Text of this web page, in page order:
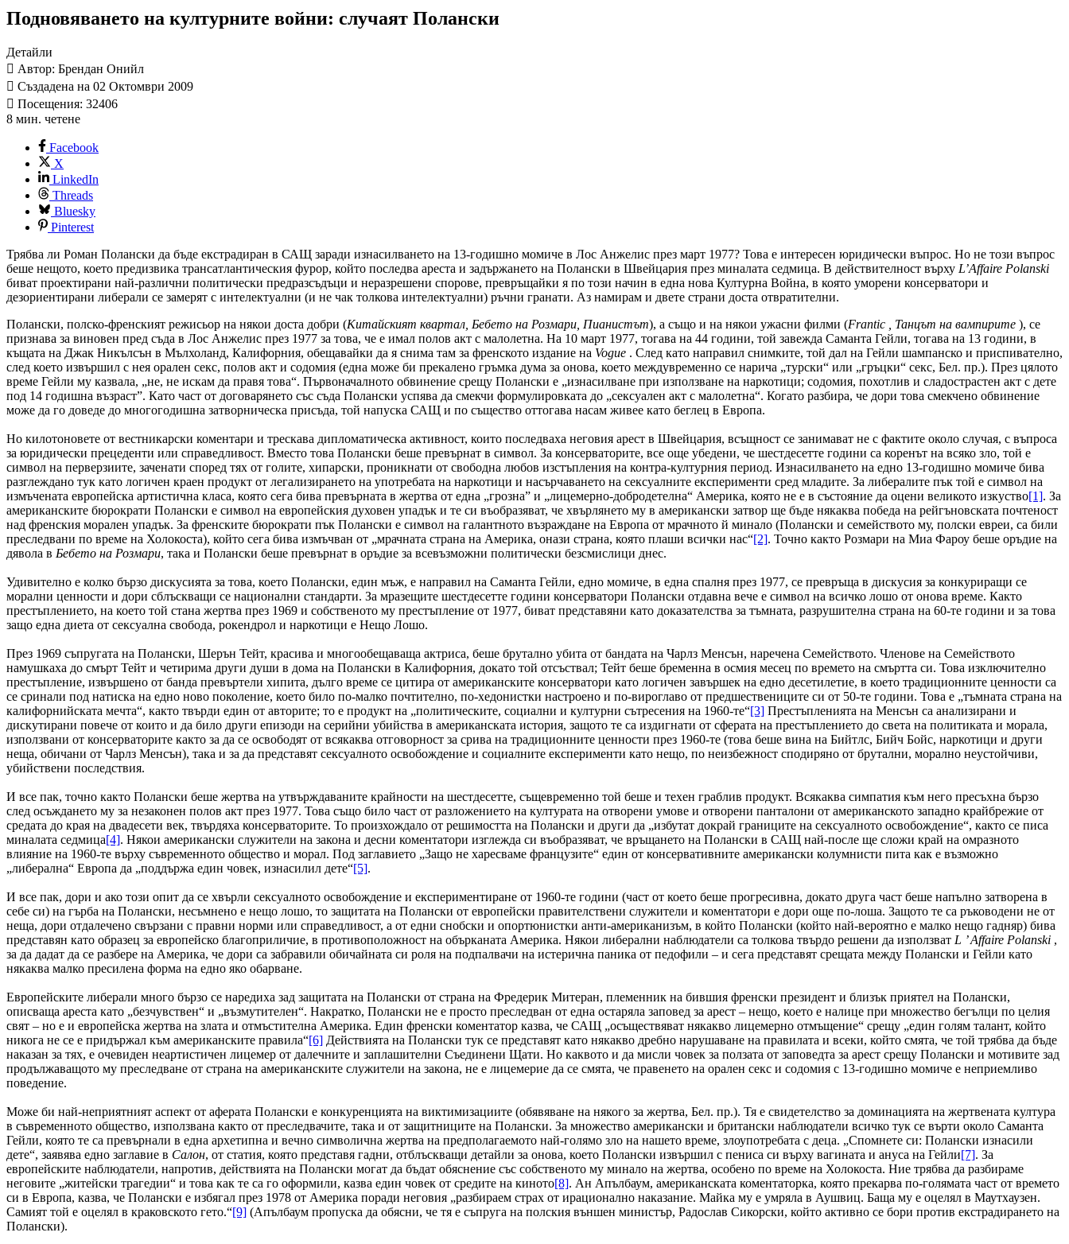
Подновяването на културните войни: случаят Полански
Детайли
Автор: Брендан Онийл
Създадена на 02 Октомври 2009
Посещения: 32406
8 мин. четене
Facebook
X
LinkedIn
Threads
Bluesky
Pinterest
Трябва ли Роман Полански да бъде екстрадиран в САЩ заради изнасилването на 13-годишно момиче в Лос Анжелис през март 1977? Това е интересен юридически въпрос. Но не този въпрос
беше нещото, което предизвика трансатлантическия фурор, който последва ареста и задържането на Полански в Швейцария през миналата седмица. В действителност върху L’Affaire Polanski
биват проектирани най-различни политически предразсъдъци и неразрешени спорове, превръщайки я по този начин в една нова Културна Война, в която уморени консерватори и
дезориентирани либерали се замерят с интелектуални (и не чак толкова интелектуални) ръчни гранати. Аз намирам и двете страни доста отвратителни.
Полански, полско-френският режисьор на някои доста добри (Китайският квартал, Бебето на Розмари, Пианистът), а също и на някои ужасни филми (Frantic , Танцът на вампирите ), се
признава за виновен пред съда в Лос Анжелис през 1977 за това, че е имал полов акт с малолетна. На 10 март 1977, тогава на 44 години, той завежда Саманта Гейли, тогава на 13 години, в
къщата на Джак Никълсън в Мълхоланд, Калифорния, обещавайки да я снима там за френското издание на Vogue . След като направил снимките, той дал на Гейли шампанско и приспивателно,
след което извършил с нея орален секс, полов акт и содомия (една може би прекалено гръмка дума за онова, което междувременно се нарича „турски“ или „гръцки“ секс, Бел. пр.). През цялото
време Гейли му казвала, „не, не искам да правя това“. Първоначалното обвинение срещу Полански е „изнасилване при използване на наркотици; содомия, похотлив и сладострастен акт с дете
под 14 годишна възраст”. Като част от договарянето със съда Полански успява да смекчи формулировката до „сексуален акт с малолетна“. Когато разбира, че дори това смекчено обвинение
може да го доведе до многогодишна затворническа присъда, той напуска САЩ и по същество оттогава насам живее като беглец в Европа.
Но килотоновете от вестникарски коментари и трескава дипломатическа активност, които последваха неговия арест в Швейцария, всъщност се занимават не с фактите около случая, с въпроса
за юридически прецеденти или справедливост. Вместо това Полански беше превърнат в символ. За консерваторите, все още убедени, че шестдесетте години са коренът на всяко зло, той е
символ на перверзиите, заченати според тях от голите, хипарски, проникнати от свободна любов изстъпления на контра-културния период. Изнасилването на едно 13-годишно момиче бива
разглеждано тук като логичен краен продукт от легализирането на употребата на наркотици и насърчаването на сексуалните експерименти сред младите. За либералите пък той е символ на
измъчената европейска артистична класа, която сега бива превърната в жертва от една „грозна” и „лицемерно-добродетелна“ Америка, която не е в състояние да оцени великото изкуство[1]. За
американските бюрократи Полански е символ на европейския духовен упадък и те си въобразяват, че хвърлянето му в американски затвор ще бъде някаква победа на рейгъновската почтеност
над френския морален упадък. За френските бюрократи пък Полански е символ на галантното възраждане на Европа от мрачното й минало (Полански и семейството му, полски евреи, са били
преследвани по време на Холокоста), който сега бива измъчван от „мрачната страна на Америка, онази страна, която плаши всички нас“[2]. Точно както Розмари на Миа Фароу беше оръдие на
дявола в Бебето на Розмари, така и Полански беше превърнат в оръдие за всевъзможни политически безсмислици днес.
Удивително е колко бързо дискусията за това, което Полански, един мъж, е направил на Саманта Гейли, едно момиче, в една спалня през 1977, се превръща в дискусия за конкуриращи се
морални ценности и дори сблъскващи се национални стандарти. За мразещите шестдесетте години консерватори Полански отдавна вече е символ на всичко лошо от онова време. Както
престъплението, на което той стана жертва през 1969 и собственото му престъпление от 1977, биват представяни като доказателства за тъмната, разрушителна страна на 60-те години и за това
защо една диета от сексуална свобода, рокендрол и наркотици е Нещо Лошо.
През 1969 съпругата на Полански, Шерън Тейт, красива и многообещаваща актриса, беше брутално убита от бандата на Чарлз Менсън, наречена Семейството. Членове на Семейството
намушкаха до смърт Тейт и четирима други души в дома на Полански в Калифорния, докато той отсъствал; Тейт беше бременна в осмия месец по времето на смъртта си. Това изключително
престъпление, извършено от банда превъртели хипита, дълго време се цитира от американските консерватори като логичен завършек на едно десетилетие, в което традиционните ценности са
се сринали под натиска на едно ново поколение, което било по-малко почтително, по-хедонистки настроено и по-вироглаво от предшествениците си от 50-те години. Това е „тъмната страна на
калифорнийската мечта“, както твърди един от авторите; то е продукт на „политическите, социални и културни сътресения на 1960-те“[3] Престъпленията на Менсън са анализирани и
дискутирани повече от които и да било други епизоди на серийни убийства в американската история, защото те са издигнати от сферата на престъплението до света на политиката и морала,
използвани от консерваторите както за да се освободят от всякаква отговорност за срива на традиционните ценности през 1960-те (това беше вина на Бийтлс, Бийч Бойс, наркотици и други
неща, обичани от Чарлз Менсън), така и за да представят сексуалното освобождение и социалните експерименти като нещо, по неизбежност сподиряно от брутални, морално неустойчиви,
убийствени последствия.
И все пак, точно както Полански беше жертва на утвърждаваните крайности на шестдесетте, същевременно той беше и техен граблив продукт. Всякаква симпатия към него пресъхна бързо
след осъждането му за незаконен полов акт през 1977. Това също било част от разложението на културата на отворени умове и отворени панталони от американското западно крайбрежие от
средата до края на двадесети век, твърдяха консерваторите. То произхождало от решимостта на Полански и други да „избутат докрай границите на сексуалното освобождение“, както се писа
миналата седмица[4]. Някои американски служители на закона и десни коментатори изглежда си въобразяват, че връщането на Полански в САЩ най-после ще сложи край на омразното
влияние на 1960-те върху съвременното общество и морал. Под заглавието „Защо не харесваме французите“ един от консервативните американски колумнисти пита как е възможно
„либерална“ Европа да „поддържа един човек, изнасилил дете“[5].
И все пак, дори и ако този опит да се хвърли сексуалното освобождение и експериментиране от 1960-те години (част от което беше прогресивна, докато друга част беше напълно затворена в
себе си) на гърба на Полански, несъмнено е нещо лошо, то защитата на Полански от европейски правителствени служители и коментатори е дори още по-лоша. Защото те са ръководени не от
неща, дори отдалечено свързани с правни норми или справедливост, а от едни снобски и опортюнистки анти-американизъм, в който Полански (който най-вероятно е малко нещо гадняр) бива
представян като образец за европейско благоприличие, в противоположност на обърканата Америка. Някои либерални наблюдатели са толкова твърдо решени да използват L ’ Affaire Polanski ,
за да дадат да се разбере на Америка, че дори са забравили обичайната си роля на подпалвачи на истерична паника от педофили – и сега представят срещата между Полански и Гейли като
някаква малко пресилена форма на едно яко обарване.
Европейските либерали много бързо се наредиха зад защитата на Полански от страна на Фредерик Митеран, племенник на бившия френски президент и близък приятел на Полански,
описваща ареста като „безчувствен“ и „възмутителен“. Накратко, Полански не е просто преследван от една остаряла заповед за арест – нещо, което е налице при множество бегълци по целия
свят – но е и европейска жертва на злата и отмъстителна Америка. Един френски коментатор казва, че САЩ „осъществяват някакво лицемерно отмъщение“ срещу „един голям талант, който
никога не се е придържал към американските правила“[6] Действията на Полански тук се представят като някакво дребно нарушаване на правилата и всеки, който смята, че той трябва да бъде
наказан за тях, е очевиден неартистичен лицемер от далечните и заплашителни Съединени Щати. Но каквото и да мисли човек за ползата от заповедта за арест срещу Полански и мотивите зад
продължаващото му преследване от страна на американските служители на закона, не е лицемерие да се смята, че правенето на орален секс и содомия с 13-годишно момиче е неприемливо
поведение.
Може би най-неприятният аспект от аферата Полански е конкуренцията на виктимизациите (обявяване на някого за жертва, Бел. пр.). Тя е свидетелство за доминацията на жертвената култура
в съвременното общество, използвана както от преследвачите, така и от защитниците на Полански. За множество американски и британски наблюдатели всичко тук се върти около Саманта
Гейли, която те са превърнали в една архетипна и вечно символична жертва на предполагаемото най-голямо зло на нашето време, злоупотребата с деца. „Спомнете си: Полански изнасили
дете“, заявява едно заглавие в Салон, от статия, която представя гадни, отблъскващи детайли за онова, което Полански извършил с пениса си върху вагината и ануса на Гейли[7]. За
европейските наблюдатели, напротив, действията на Полански могат да бъдат обяснение със собственото му минало на жертва, особено по време на Холокоста. Ние трябва да разбираме
неговите „житейски трагедии“ и това как те са го оформили, казва един човек от средите на киното[8]. Ан Апълбаум, американската коментаторка, която прекарва по-голямата част от времето
си в Европа, казва, че Полански е избягал през 1978 от Америка поради неговия „разбираем страх от ирационално наказание. Майка му е умряла в Аушвиц. Баща му е оцелял в Маутхаузен.
Самият той е оцелял в краковското гето.“[9] (Апълбаум пропуска да обясни, че тя е съпруга на полския външен министър, Радослав Сикорски, който активно се бори против екстрадирането на
Полански).